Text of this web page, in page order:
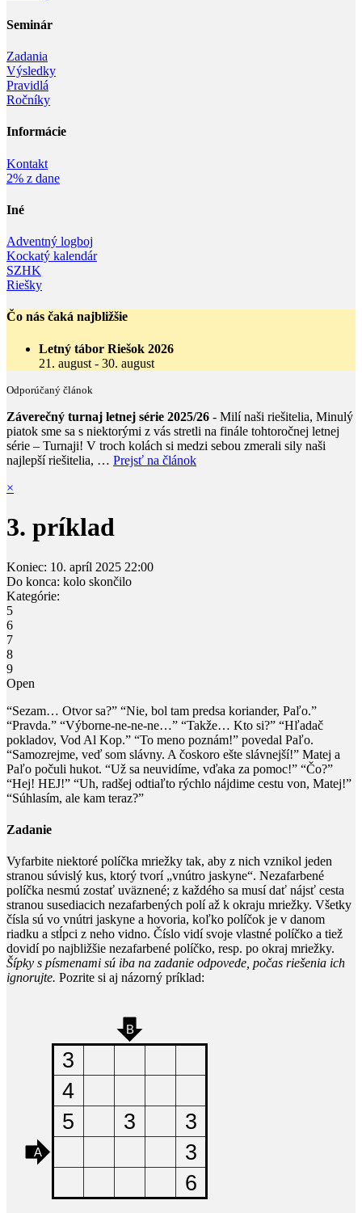
Seminár‎
Zadania
Výsledky
Pravidlá
Ročníky
Informácie‎
Kontakt
2% z dane
Iné
Adventný logboj
Kockatý kalendár
SZHK
Riešky
Čo nás čaká najbližšie
Letný tábor Riešok 2026
21. august - 30. august
Odporúčaný článok
Záverečný turnaj letnej série 2025/26 - Milí naši riešitelia, Minulý
piatok sme sa s niektorými z vás stretli na finále tohtoročnej letnej
série – Turnaji! V troch kolách si medzi sebou zmerali sily naši
najlepší riešitelia, … Prejsť na článok
×
3. príklad
Koniec: 10. apríl 2025 22:00
Do konca: kolo skončilo
Kategórie:
5
6
7
8
9
Open
“Sezam… Otvor sa?” “Nie, bol tam predsa koriander, Paľo.”
“Pravda.” “Výborne-ne-ne-ne…” “Takže… Kto si?” “Hľadač
pokladov, Vod Al Kop.” “To meno poznám!” povedal Paľo.
“Samozrejme, veď som slávny. A čoskoro ešte slávnejší!” Matej a
Paľo počuli hukot. “Už sa neuvidíme, vďaka za pomoc!” “Čo?”
“Hej! HEJ!” “Uh, radšej odtiaľto rýchlo nájdime cestu von, Matej!”
“Súhlasím, ale kam teraz?”
Zadanie
Vyfarbite niektoré políčka mriežky tak, aby z nich vznikol jeden
stranou súvislý kus, ktorý tvorí „vnútro jaskyne“. Nezafarbené
políčka nesmú zostať uväznené; z každého sa musí dať nájsť cesta
stranou susediacich nezafarbených polí až k okraju mriežky. Všetky
čísla sú vo vnútri jaskyne a hovoria, koľko políčok je v danom
riadku a stĺpci z neho vidno. Číslo vidí svoje vlastné políčko a tiež
dovidí po najbližšie nezafarbené políčko, resp. po okraj mriežky.
Šípky s písmenami sú iba na zadanie odpovede, počas riešenia ich
ignorujte. Pozrite si aj názorný príklad: